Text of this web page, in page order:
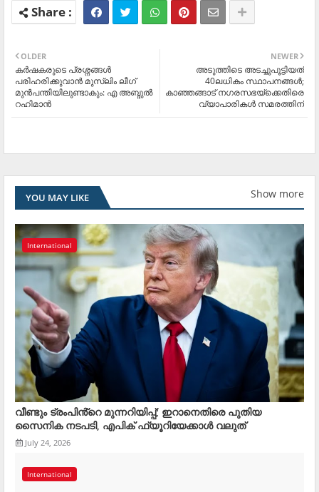
NEWER
അടുത്തിടെ അടച്ചുപൂട്ടിയത്
40ലധികം സ്ഥാപനങ്ങള്‍;
കാഞ്ഞങ്ങാട് നഗരസഭയ്‌ക്കെതിരെ
വ്യാപാരികള്‍ സമരത്തിന്
OLDER
കർഷകരുടെ പ്രശ്നങ്ങൾ
പരിഹരിക്കുവാൻ മുസ്ലിം ലീഗ്
മുൻപന്തിയിലുണ്ടാകും: എ അബ്ദുൽ
റഹിമാൻ
YOU MAY LIKE Show more
International
വീണ്ടും ട്രംപിൻ്റെ മുന്നറിയിപ്പ്; ഇറാനെതിരെ പുതിയ
സൈനിക നടപടി, എപിക് ഫ്യൂറിയേക്കാൾ വലുത്
July 24, 2026
International